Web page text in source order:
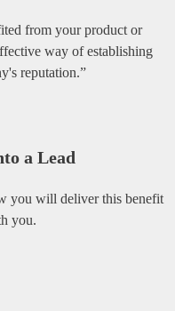
from your product or
way of establishing
reputation.”
a Lead
you will deliver this benefit
you.